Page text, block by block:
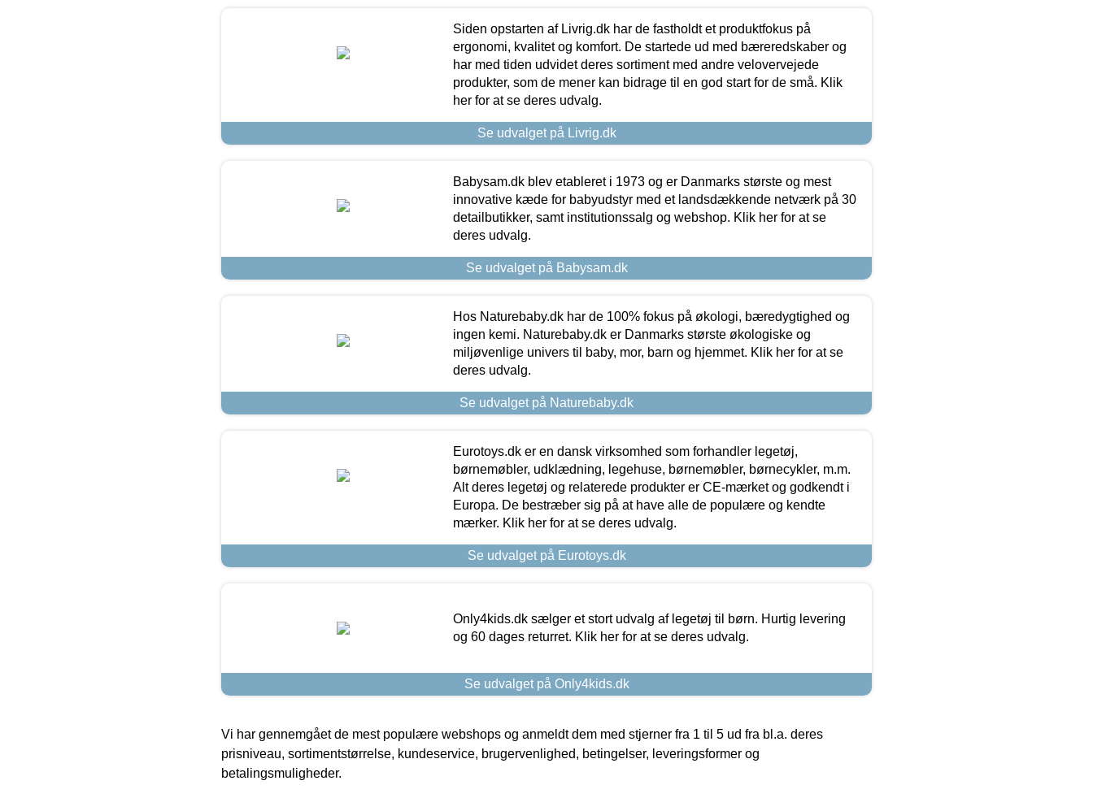
Siden opstarten af Livrig.dk har de fastholdt et produktfokus på
ergonomi, kvalitet og komfort. De startede ud med bæreredskaber og
har med tiden udvidet deres sortiment med andre velovervejede
produkter, som de mener kan bidrage til en god start for de små. Klik
her for at se deres udvalg.
Se udvalget på Livrig.dk
Babysam.dk blev etableret i 1973 og er Danmarks største og mest
innovative kæde for babyudstyr med et landsdækkende netværk på 30
detailbutikker, samt institutionssalg og webshop. Klik her for at se
deres udvalg.
Se udvalget på Babysam.dk
Hos Naturebaby.dk har de 100% fokus på økologi, bæredygtighed og
ingen kemi. Naturebaby.dk er Danmarks største økologiske og
miljøvenlige univers til baby, mor, barn og hjemmet. Klik her for at se
deres udvalg.
Se udvalget på Naturebaby.dk
Eurotoys.dk er en dansk virksomhed som forhandler legetøj,
børnemøbler, udklædning, legehuse, børnemøbler, børnecykler, m.m.
Alt deres legetøj og relaterede produkter er CE-mærket og godkendt i
Europa. De bestræber sig på at have alle de populære og kendte
mærker. Klik her for at se deres udvalg.
Se udvalget på Eurotoys.dk
Only4kids.dk sælger et stort udvalg af legetøj til børn. Hurtig levering
og 60 dages returret. Klik her for at se deres udvalg.
Se udvalget på Only4kids.dk
Vi har gennemgået de mest populære webshops og anmeldt dem med stjerner fra 1 til 5 ud fra bl.a. deres
prisniveau, sortimentstørrelse, kundeservice, brugervenlighed, betingelser, leveringsformer og
betalingsmuligheder.